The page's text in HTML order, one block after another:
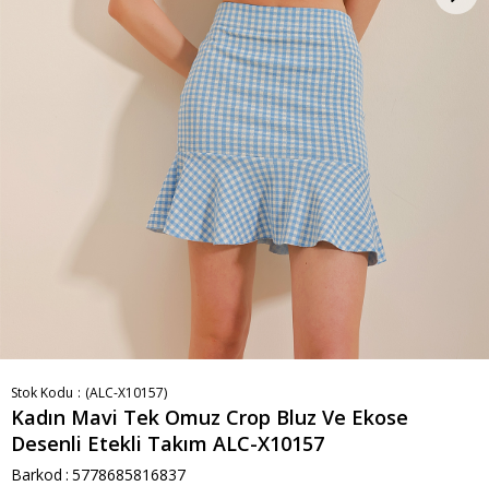
Stok Kodu (ALC-X10157)
Kadın Mavi Tek Omuz Crop Bluz Ve Ekose
Desenli Etekli Takım ALC-X10157
Barkod : 5778685816837